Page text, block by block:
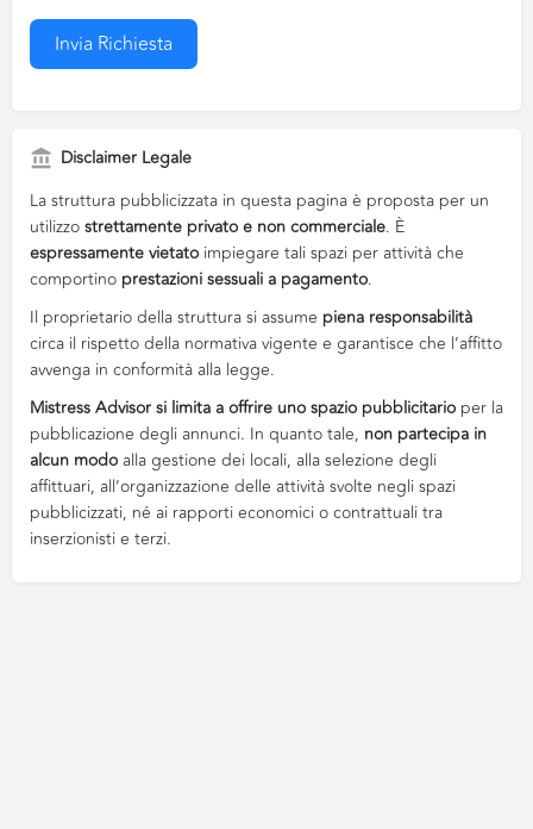
Invia Richiesta
Disclaimer Legale
La struttura pubblicizzata in questa pagina è proposta per un
utilizzostrettamente privato e non commerciale. È
espressamente vietato impiegare tali spazi per attività che
comportino prestazioni sessuali a pagamento.
Il proprietario della struttura si assume piena responsabilità
circa il rispetto della normativa vigente e garantisce che l’affitto
avvenga in conformità alla legge.
Mistress Advisor si limita a offrire uno spazio pubblicitario per la
pubblicazione degli annunci. In quanto tale, non partecipa in
alcun modo alla gestione dei locali, alla selezione degli
affittuari, all’organizzazione delle attività svolte negli spazi
pubblicizzati, né ai rapporti economici o contrattuali tra
inserzionisti e terzi.